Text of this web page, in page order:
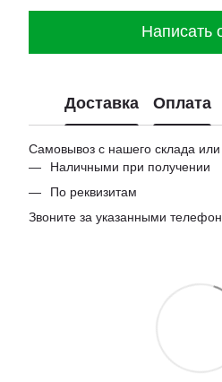
Написать
Доставка Оплата
Самовывоз с нашего склада
Наличными при получении
По реквизитам
Звоните за указанными